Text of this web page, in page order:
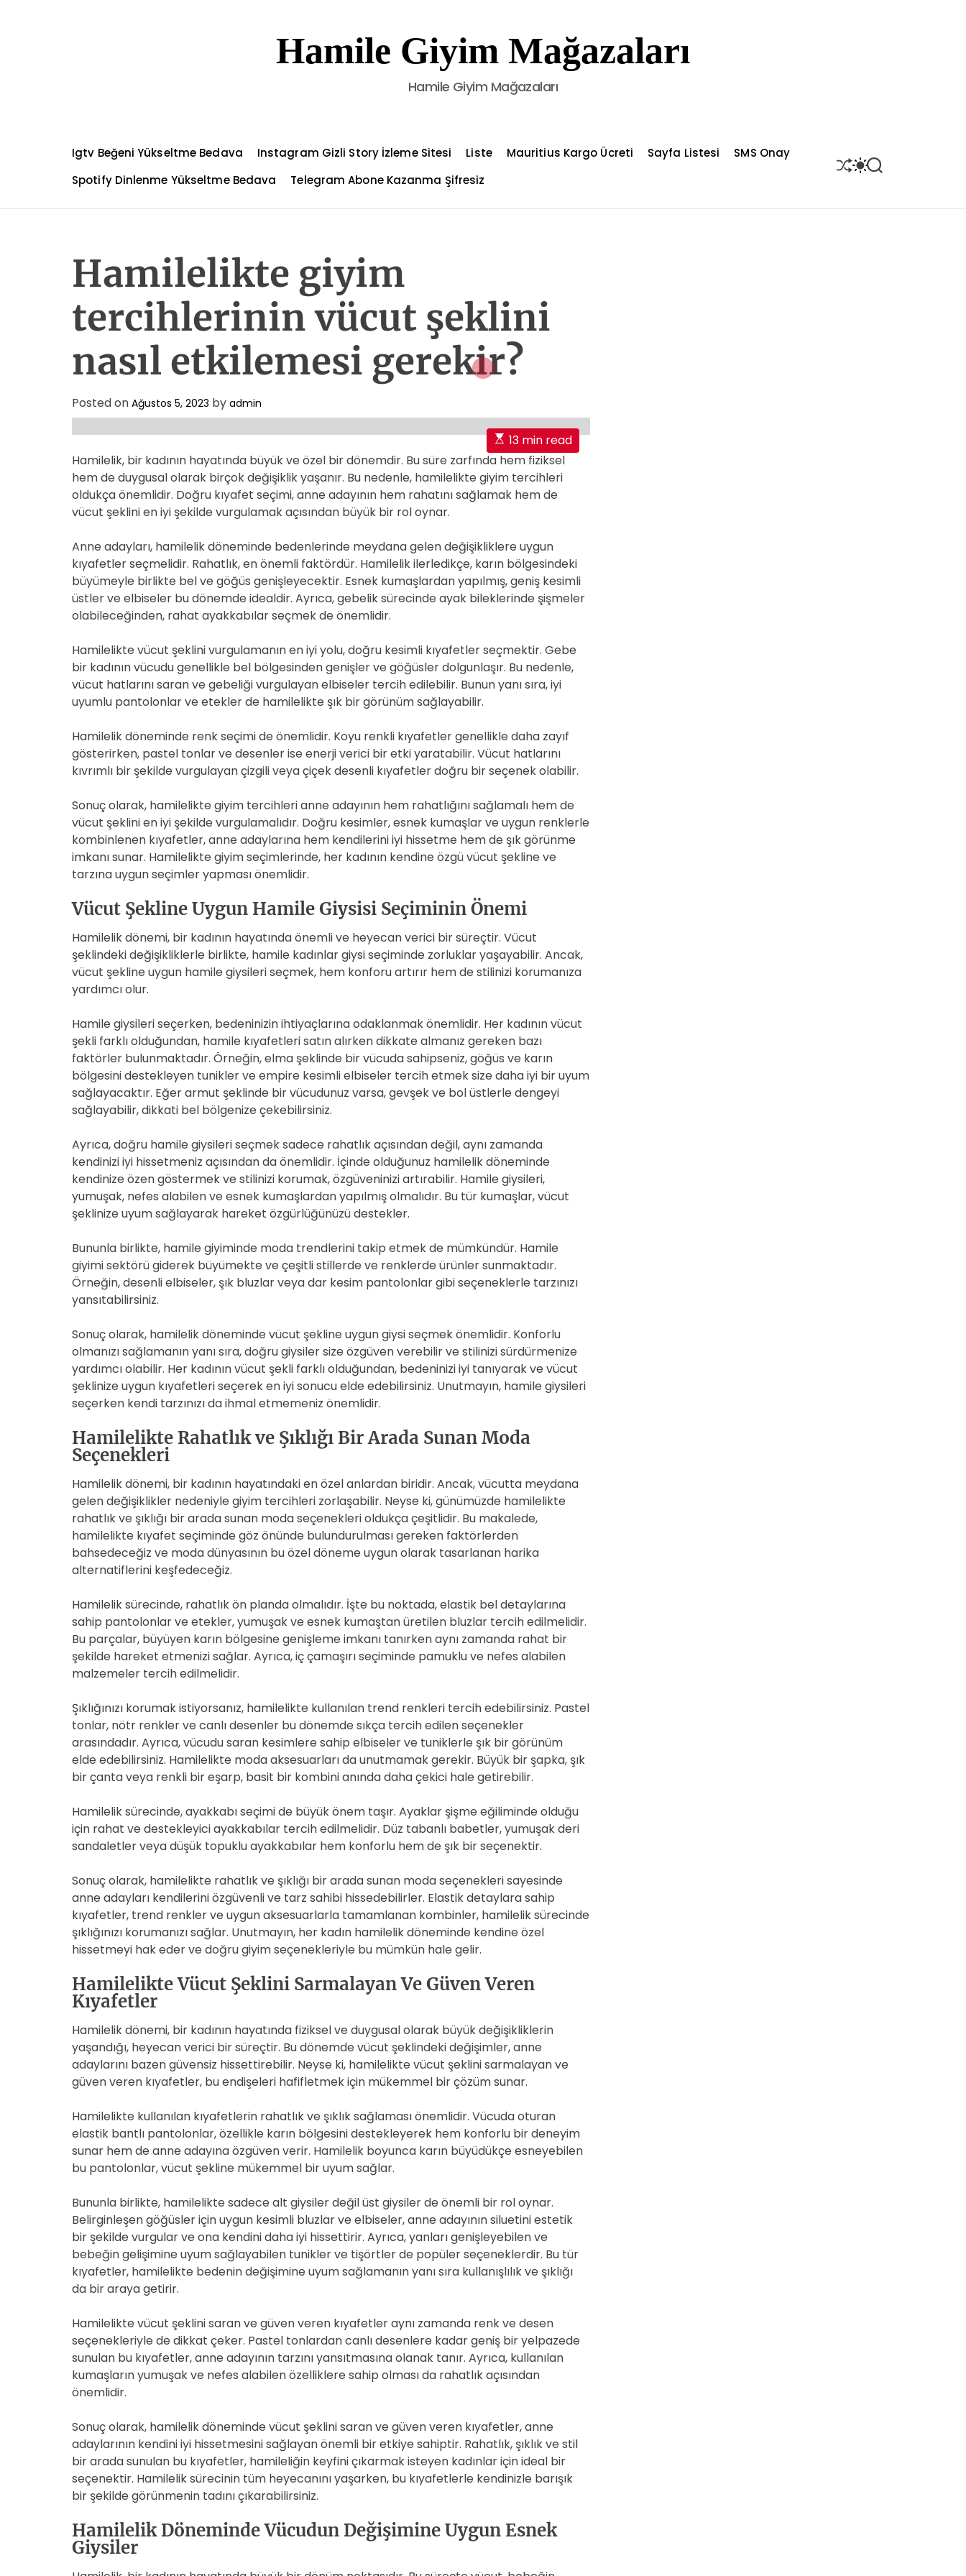
t
Hamile Giyim Mağazaları
Hamile Giyim Mağazaları
Igtv Beğeni Yükseltme Bedava Instagram Gizli Story İzleme Sitesi Liste Mauritius Kargo Ücreti Sayfa Listesi
SMS Onay
Spotify Dinlenme Yükseltme Bedava
Telegram Abone Kazanma Şifresiz
S
H
S
W
S
E
Hamilelikte giyim
tercihlerinin vücut şeklini
nasıl etkilemesi gerekir?
Posted on Ağustos 5, 2023 by admin
E
s
t
i
t
e
d
r
d
t
i
13 min read
Hamilelik, bir kadının hayatında büyük ve özel bir dönemdir. Bu süre zarfında hem fiziksel
hem de duygusal olarak birçok değişiklik yaşanır. Bu nedenle, hamilelikte giyim tercihleri
oldukça önemlidir. Doğru kıyafet seçimi, anne adayının hem rahatını sağlamak hem de
vücut şeklini en iyi şekilde vurgulamak açısından büyük bir rol oynar.
Anne adayları, hamilelik döneminde bedenlerinde meydana gelen değişikliklere uygun
kıyafetler seçmelidir. Rahatlık, en önemli faktördür. Hamilelik ilerledikçe, karın bölgesindeki
büyümeyle birlikte bel ve göğüs genişleyecektir. Esnek kumaşlardan yapılmış, geniş kesimli
üstler ve elbiseler bu dönemde idealdir. Ayrıca, gebelik sürecinde ayak bileklerinde şişmeler
olabileceğinden, rahat ayakkabılar seçmek de önemlidir.
Hamilelikte vücut şeklini vurgulamanın en iyi yolu, doğru kesimli kıyafetler seçmektir. Gebe
bir kadının vücudu genellikle bel bölgesinden genişler ve göğüsler dolgunlaşır. Bu nedenle,
vücut hatlarını saran ve gebeliği vurgulayan elbiseler tercih edilebilir. Bunun yanı sıra, iyi
uyumlu pantolonlar ve etekler de hamilelikte şık bir görünüm sağlayabilir.
Hamilelik döneminde renk seçimi de önemlidir. Koyu renkli kıyafetler genellikle daha zayıf
gösterirken, pastel tonlar ve desenler ise enerji verici bir etki yaratabilir. Vücut hatlarını
kıvrımlı bir şekilde vurgulayan çizgili veya çiçek desenli kıyafetler doğru bir seçenek olabilir.
Sonuç olarak, hamilelikte giyim tercihleri anne adayının hem rahatlığını sağlamalı hem de
vücut şeklini en iyi şekilde vurgulamalıdır. Doğru kesimler, esnek kumaşlar ve uygun renklerle
kombinlenen kıyafetler, anne adaylarına hem kendilerini iyi hissetme hem de şık görünme
imkanı sunar. Hamilelikte giyim seçimlerinde, her kadının kendine özgü vücut şekline ve
tarzına uygun seçimler yapması önemlidir.
Vücut Şekline Uygun Hamile Giysisi Seçiminin Önemi
Hamilelik dönemi, bir kadının hayatında önemli ve heyecan verici bir süreçtir. Vücut
şeklindeki değişikliklerle birlikte, hamile kadınlar giysi seçiminde zorluklar yaşayabilir. Ancak,
vücut şekline uygun hamile giysileri seçmek, hem konforu artırır hem de stilinizi korumanıza
yardımcı olur.
Hamile giysileri seçerken, bedeninizin ihtiyaçlarına odaklanmak önemlidir. Her kadının vücut
şekli farklı olduğundan, hamile kıyafetleri satın alırken dikkate almanız gereken bazı
faktörler bulunmaktadır. Örneğin, elma şeklinde bir vücuda sahipseniz, göğüs ve karın
bölgesini destekleyen tunikler ve empire kesimli elbiseler tercih etmek size daha iyi bir uyum
sağlayacaktır. Eğer armut şeklinde bir vücudunuz varsa, gevşek ve bol üstlerle dengeyi
sağlayabilir, dikkati bel bölgenize çekebilirsiniz.
Ayrıca, doğru hamile giysileri seçmek sadece rahatlık açısından değil, aynı zamanda
kendinizi iyi hissetmeniz açısından da önemlidir. İçinde olduğunuz hamilelik döneminde
kendinize özen göstermek ve stilinizi korumak, özgüveninizi artırabilir. Hamile giysileri,
yumuşak, nefes alabilen ve esnek kumaşlardan yapılmış olmalıdır. Bu tür kumaşlar, vücut
şeklinize uyum sağlayarak hareket özgürlüğünüzü destekler.
Bununla birlikte, hamile giyiminde moda trendlerini takip etmek de mümkündür. Hamile
giyimi sektörü giderek büyümekte ve çeşitli stillerde ve renklerde ürünler sunmaktadır.
Örneğin, desenli elbiseler, şık bluzlar veya dar kesim pantolonlar gibi seçeneklerle tarzınızı
yansıtabilirsiniz.
Sonuç olarak, hamilelik döneminde vücut şekline uygun giysi seçmek önemlidir. Konforlu
olmanızı sağlamanın yanı sıra, doğru giysiler size özgüven verebilir ve stilinizi sürdürmenize
yardımcı olabilir. Her kadının vücut şekli farklı olduğundan, bedeninizi iyi tanıyarak ve vücut
şeklinize uygun kıyafetleri seçerek en iyi sonucu elde edebilirsiniz. Unutmayın, hamile giysileri
seçerken kendi tarzınızı da ihmal etmemeniz önemlidir.
Hamilelikte Rahatlık ve Şıklığı Bir Arada Sunan Moda
Seçenekleri
Hamilelik dönemi, bir kadının hayatındaki en özel anlardan biridir. Ancak, vücutta meydana
gelen değişiklikler nedeniyle giyim tercihleri zorlaşabilir. Neyse ki, günümüzde hamilelikte
rahatlık ve şıklığı bir arada sunan moda seçenekleri oldukça çeşitlidir. Bu makalede,
hamilelikte kıyafet seçiminde göz önünde bulundurulması gereken faktörlerden
bahsedeceğiz ve moda dünyasının bu özel döneme uygun olarak tasarlanan harika
alternatiflerini keşfedeceğiz.
Hamilelik sürecinde, rahatlık ön planda olmalıdır. İşte bu noktada, elastik bel detaylarına
sahip pantolonlar ve etekler, yumuşak ve esnek kumaştan üretilen bluzlar tercih edilmelidir.
Bu parçalar, büyüyen karın bölgesine genişleme imkanı tanırken aynı zamanda rahat bir
şekilde hareket etmenizi sağlar. Ayrıca, iç çamaşırı seçiminde pamuklu ve nefes alabilen
malzemeler tercih edilmelidir.
Şıklığınızı korumak istiyorsanız, hamilelikte kullanılan trend renkleri tercih edebilirsiniz. Pastel
tonlar, nötr renkler ve canlı desenler bu dönemde sıkça tercih edilen seçenekler
arasındadır. Ayrıca, vücudu saran kesimlere sahip elbiseler ve tuniklerle şık bir görünüm
elde edebilirsiniz. Hamilelikte moda aksesuarları da unutmamak gerekir. Büyük bir şapka, şık
bir çanta veya renkli bir eşarp, basit bir kombini anında daha çekici hale getirebilir.
Hamilelik sürecinde, ayakkabı seçimi de büyük önem taşır. Ayaklar şişme eğiliminde olduğu
için rahat ve destekleyici ayakkabılar tercih edilmelidir. Düz tabanlı babetler, yumuşak deri
sandaletler veya düşük topuklu ayakkabılar hem konforlu hem de şık bir seçenektir.
Sonuç olarak, hamilelikte rahatlık ve şıklığı bir arada sunan moda seçenekleri sayesinde
anne adayları kendilerini özgüvenli ve tarz sahibi hissedebilirler. Elastik detaylara sahip
kıyafetler, trend renkler ve uygun aksesuarlarla tamamlanan kombinler, hamilelik sürecinde
şıklığınızı korumanızı sağlar. Unutmayın, her kadın hamilelik döneminde kendine özel
hissetmeyi hak eder ve doğru giyim seçenekleriyle bu mümkün hale gelir.
Hamilelikte Vücut Şeklini Sarmalayan Ve Güven Veren
Kıyafetler
Hamilelik dönemi, bir kadının hayatında fiziksel ve duygusal olarak büyük değişikliklerin
yaşandığı, heyecan verici bir süreçtir. Bu dönemde vücut şeklindeki değişimler, anne
adaylarını bazen güvensiz hissettirebilir. Neyse ki, hamilelikte vücut şeklini sarmalayan ve
güven veren kıyafetler, bu endişeleri hafifletmek için mükemmel bir çözüm sunar.
Hamilelikte kullanılan kıyafetlerin rahatlık ve şıklık sağlaması önemlidir. Vücuda oturan
elastik bantlı pantolonlar, özellikle karın bölgesini destekleyerek hem konforlu bir deneyim
sunar hem de anne adayına özgüven verir. Hamilelik boyunca karın büyüdükçe esneyebilen
bu pantolonlar, vücut şekline mükemmel bir uyum sağlar.
Bununla birlikte, hamilelikte sadece alt giysiler değil üst giysiler de önemli bir rol oynar.
Belirginleşen göğüsler için uygun kesimli bluzlar ve elbiseler, anne adayının siluetini estetik
bir şekilde vurgular ve ona kendini daha iyi hissettirir. Ayrıca, yanları genişleyebilen ve
bebeğin gelişimine uyum sağlayabilen tunikler ve tişörtler de popüler seçeneklerdir. Bu tür
kıyafetler, hamilelikte bedenin değişimine uyum sağlamanın yanı sıra kullanışlılık ve şıklığı
da bir araya getirir.
Hamilelikte vücut şeklini saran ve güven veren kıyafetler aynı zamanda renk ve desen
seçenekleriyle de dikkat çeker. Pastel tonlardan canlı desenlere kadar geniş bir yelpazede
sunulan bu kıyafetler, anne adayının tarzını yansıtmasına olanak tanır. Ayrıca, kullanılan
kumaşların yumuşak ve nefes alabilen özelliklere sahip olması da rahatlık açısından
önemlidir.
Sonuç olarak, hamilelik döneminde vücut şeklini saran ve güven veren kıyafetler, anne
adaylarının kendini iyi hissetmesini sağlayan önemli bir etkiye sahiptir. Rahatlık, şıklık ve stil
bir arada sunulan bu kıyafetler, hamileliğin keyfini çıkarmak isteyen kadınlar için ideal bir
seçenektir. Hamilelik sürecinin tüm heyecanını yaşarken, bu kıyafetlerle kendinizle barışık
bir şekilde görünmenin tadını çıkarabilirsiniz.
Hamilelik Döneminde Vücudun Değişimine Uygun Esnek
Giysiler